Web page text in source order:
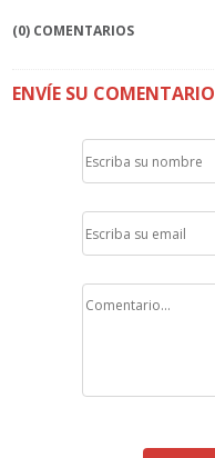
(0) COMENTARIOS
ENVÍE SU COMENTARIO